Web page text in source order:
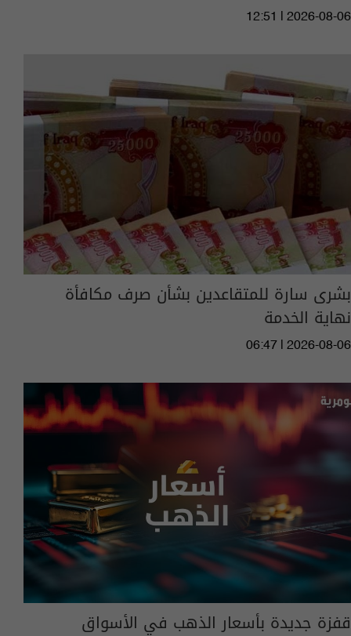
12:51 | 2026-08-06
بشرى سارة للمتقاعدين بشأن صرف مكافأة
نهاية الخدمة
06:47 | 2026-08-06
قفزة جديدة بأسعار الذهب في الأسواق